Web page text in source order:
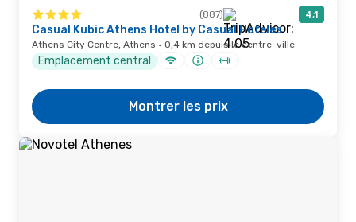
(887) 4,1
Casual Kubic Athens Hotel by Casual Hoteles
Athens City Centre, Athens · 0,4 km depuis le centre-ville
Emplacement central
Montrer les prix